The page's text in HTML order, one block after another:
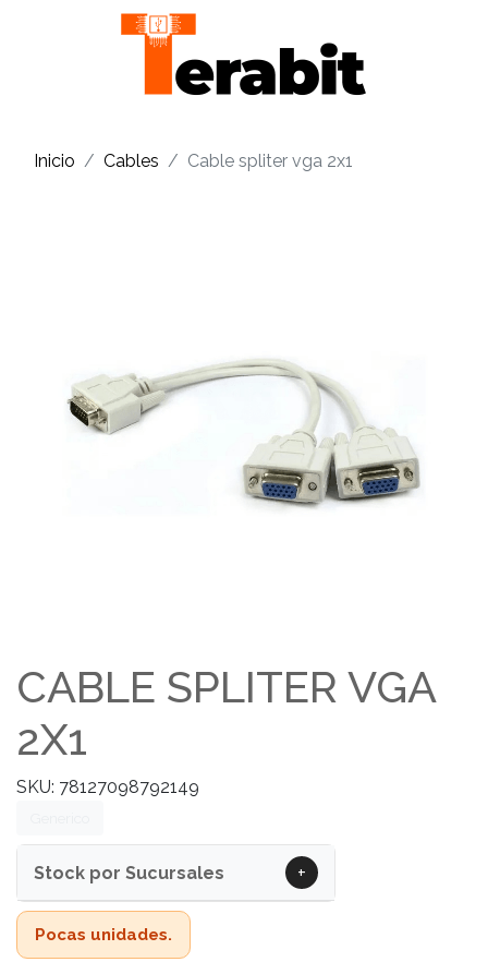
Inicio Cables Cable spliter vga 2x1
CABLE SPLITER VGA
2X1
SKU: 78127098792149
Stock por Sucursales +
Pocas unidades.